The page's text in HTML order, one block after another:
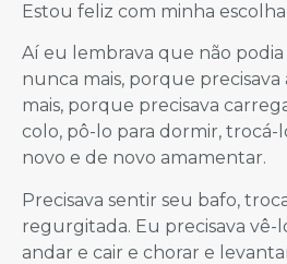
Estou feliz com minha
Aí eu lembrava que não
nunca mais, porque
mais, porque precisava
colo, pô-lo para dormir, trocá-
novo e de novo amamentar.
Precisava sentir seu bafo,
regurgitada. Eu precisava vê-
andar e cair e chorar e